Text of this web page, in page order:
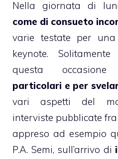
Nella giornata di
come di consueto
varie testate per
keynote.
questa
particolari e per
vari aspetti del
interviste pubblicate
appreso ad esempio
P.A. Semi, sull’arrivo di